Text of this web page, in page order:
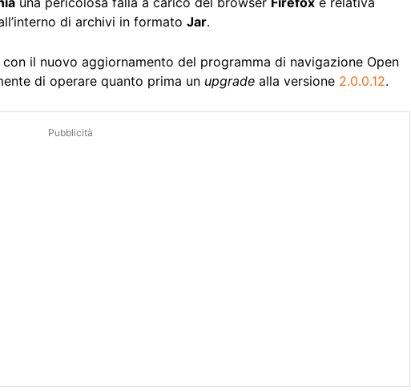
di archivi in formato Jar.
il nuovo aggiornamento del programma di navigazione Open
di operare quanto prima un upgrade alla versione 2.0.0.12.
Pubblicità